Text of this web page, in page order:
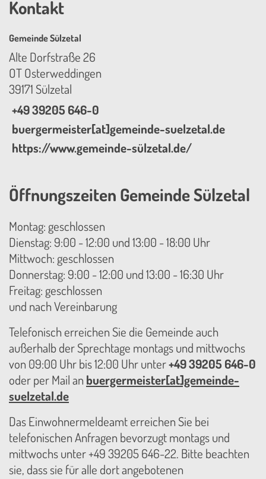
Kontakt
Gemeinde Sülzetal
Alte Dorfstraße 26
OT Osterweddingen
39171 Sülzetal
+49 39205 646-0
buergermeister[at]gemeinde-suelzetal.de
https://www.gemeinde-sülzetal.de/
Öffnungszeiten Gemeinde Sülzetal
Montag: geschlossen
Dienstag: 9:00 - 12:00 und 13:00 - 18:00 Uhr
Mittwoch: geschlossen
Donnerstag: 9:00 - 12:00 und 13:00 - 16:30 Uhr
Freitag: geschlossen
und nach Vereinbarung
Telefonisch erreichen Sie die Gemeinde auch
außerhalb der Sprechtage montags und mittwochs
von 09:00 Uhr bis 12:00 Uhr unter+49 39205 646-0
oder per Mail an buergermeister[at]gemeinde-
suelzetal.de
Das Einwohnermeldeamt erreichen Sie bei
telefonischen Anfragen bevorzugt montags und
mittwochs unter +49 39205 646-22. Bitte beachten
sie, dass sie für alle dort angebotenen